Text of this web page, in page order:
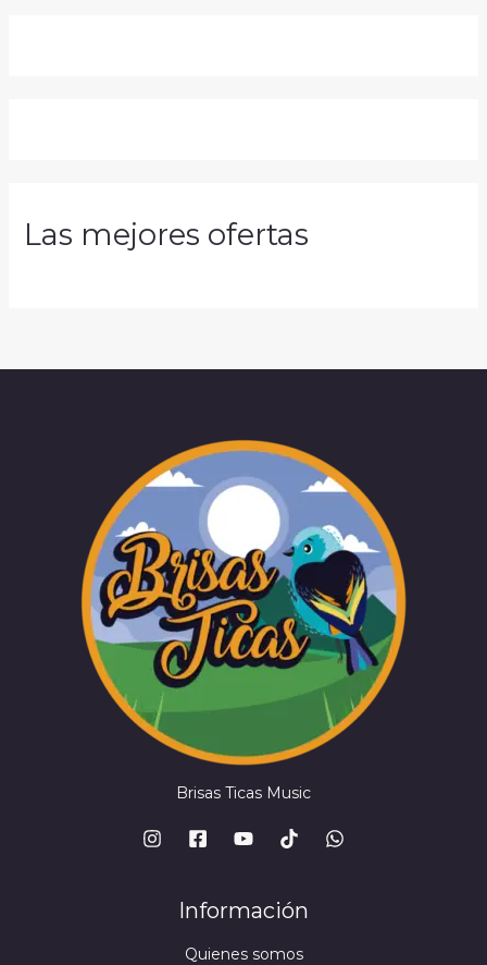
Las mejores ofertas
Brisas Ticas Music
Información
Quienes somos